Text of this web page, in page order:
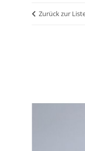
Zurück zur